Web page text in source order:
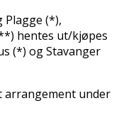
Plagge (*),
hentes ut/kjøpes
(*) og Stavanger
arrangement under